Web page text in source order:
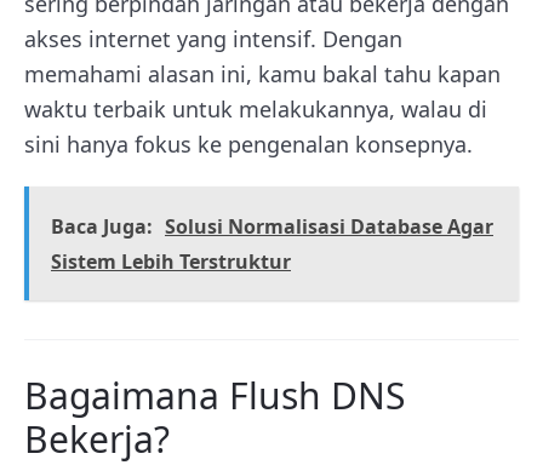
akses internet yang intensif. Dengan
memahami alasan ini, kamu bakal tahu kapan
waktu terbaik untuk melakukannya, walau di
sini hanya fokus ke pengenalan konsepnya.
Baca Juga: Solusi Normalisasi Database Agar
Sistem Lebih Terstruktur
Bagaimana Flush DNS
Bekerja?